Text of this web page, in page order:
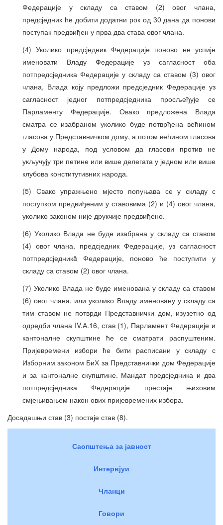
Федерације у складу са ставом (2) овог члана,
предсједник ће добити додатни рок од 30 дана да понови
поступак предвиђен у прва два става овог члана.
(4) Уколико предсједник Федерације поново не успије
именовати Владу Федерације уз сагласност оба
потпредсједника Федерације у складу са ставом (3) овог
члана, Влада коју предложи предсједник Федерације уз
сагласност једног потпредсједника просљеђује се
Парламенту Федерације. Овако предложена Влада
сматра се изабраном уколико буде потврђена већином
гласова у Представничком дому, а потом већином гласова
у Дому народа, под условом да гласови против не
укључују три петине или више делегата у једном или више
клубова конститутивних народа.
(5) Свако упражњено мјесто попуњава се у складу с
поступком предвиђеним у ставовима (2) и (4) овог члана,
уколико законом није друкчије предвиђено.
(6) Уколико Влада не буде изабрана у складу са ставом
(4) овог члана, предсједник Федерације, уз сагласност
потпредсједникȃ Федерације, поново ће поступити у
складу са ставом (2) овог члана.
(7) Уколико Влада не буде именована у складу са ставом
(6) овог члана, или уколико Владу именовану у складу са
тим ставом не потврди Представнички дом, изузетно од
одредби члана IV.А.16, став (1), Парламент Федерације и
кантоналне скупштине ће се сматрати распуштеним.
Пријевремени избори ће бити расписани у складу с
Изборним законом БиХ за Представнички дом Федерације
и за кантоналне скупштине. Мандат предсједника и два
потпредсједника Федерације престаје њиховим
смјењивањем након ових пријевремених избора.
Досадашњи став (3) постаје став (8).
Саопштења за јавност
Интервјуи
Чланци
Говори